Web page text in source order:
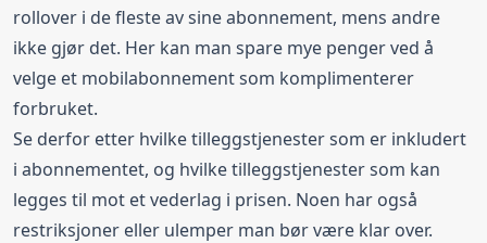
rollover i de fleste av sine abonnement, mens andre
ikke gjør det. Her kan man spare mye penger ved å
velge et mobilabonnement som komplimenterer
forbruket.
Se derfor etter hvilke tilleggstjenester som er inkludert
i abonnementet, og hvilke tilleggstjenester som kan
legges til mot et vederlag i prisen. Noen har også
restriksjoner eller ulemper man bør være klar over.